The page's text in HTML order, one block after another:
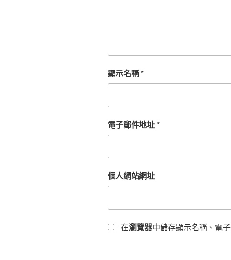
顯示名稱*
電子郵件地址*
個人網站網址
在瀏覽器中儲存顯示名稱、電